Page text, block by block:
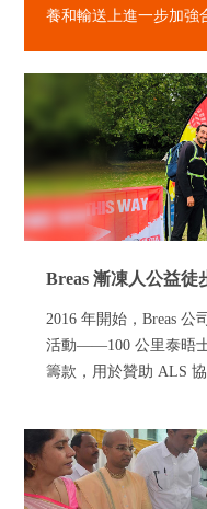
養和輸送上進一步加強
Breas 漸凍人公益徒
2016 年開始，Breas
活動——100 公里泰晤
籌款，用於贊助 ALS